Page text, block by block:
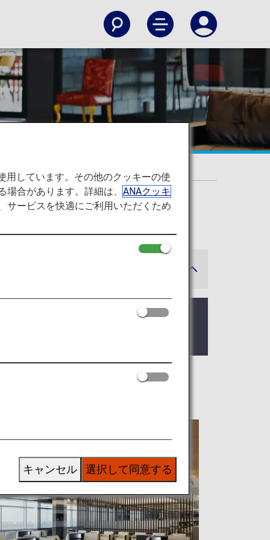
日以降の搭乗分に適用されます。
ミナル発着になりました。
用しています。その他のクッキーの使
場合があります。詳細は、ANAクッキ
サービスを快適にご利用いただくため
選択して同意する
キャンセル